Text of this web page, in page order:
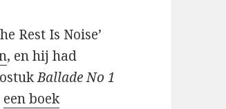
Rest Is Noise’
, en hij had
Ballade No 1
een boek